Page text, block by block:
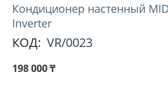
Кондиционер настенный
Inverter
КОД: VR/0023
198 000₸